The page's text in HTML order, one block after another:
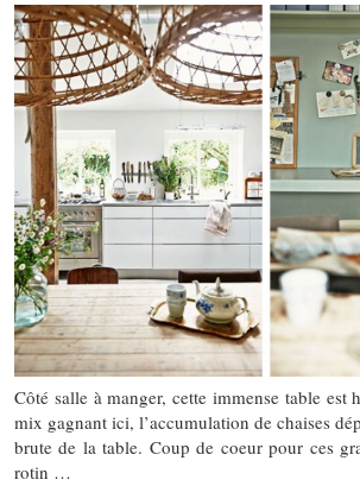
Côté salle à manger, cette immense table est
mix gagnant ici, l’accumulation de chaises
brute de la table. Coup de coeur pour ces
rotin …